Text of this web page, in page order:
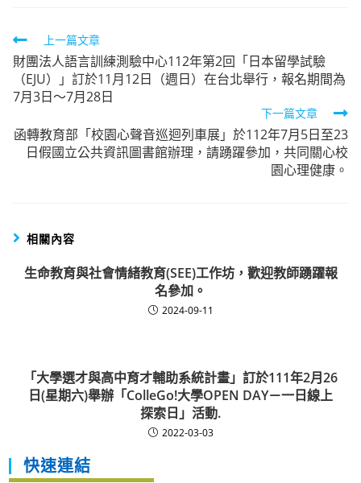
Read
more
articles
上一篇文章
財團法人語言訓練測驗中心112年第2回「日本留學試驗
（EJU）」訂於11月12日（週日）在台北舉行，報名期間為
7月3日～7月28日
下一篇文章
函轉教育部「校園心聲音巡迴列車展」於112年7月5日至23
日假國立公共資訊圖書館辦理，請踴躍參加，共同關心校
園心理健康。
相關內容
生命教育與社會情緒教育(SEE)工作坊，歡迎教師踴躍報
名參加。
2024-09-11
「大學選才與高中育才輔助系統計畫」訂於111年2月26
日(星期六)舉辦「ColleGo!大學OPEN DAY－一日線上
探索日」活動.
2022-03-03
快速連結